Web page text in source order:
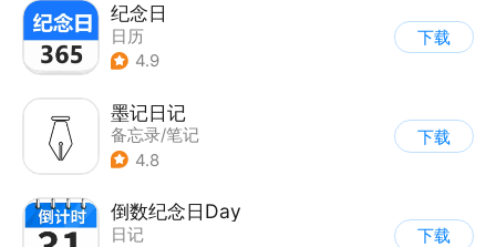
纪念日
日历
4.9
下载
墨记日记
备忘录/笔记
4.8
下载
倒数纪念日Day
日记
下载